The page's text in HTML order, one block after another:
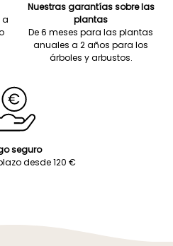
a
Nuestras garantías sobre las
plantas
De 6 meses para las plantas
anuales a 2 años para los
árboles y arbustos.
seguro
desde 120 €